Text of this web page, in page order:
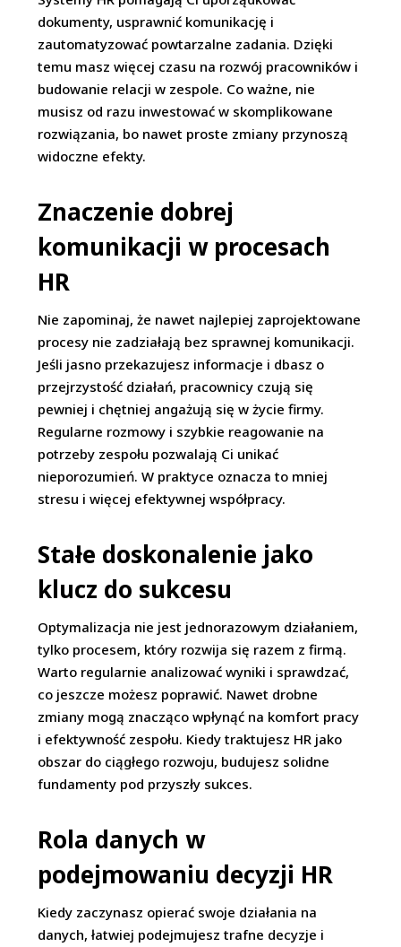
dokumenty, usprawnić komunikację i
zautomatyzować powtarzalne zadania. Dzięki
temu masz więcej czasu na rozwój pracowników i
budowanie relacji w zespole. Co ważne, nie
musisz od razu inwestować w skomplikowane
rozwiązania, bo nawet proste zmiany przynoszą
widoczne efekty.
Znaczenie dobrej
komunikacji w procesach
HR
Nie zapominaj, że nawet najlepiej zaprojektowane
procesy nie zadziałają bez sprawnej komunikacji.
Jeśli jasno przekazujesz informacje i dbasz o
przejrzystość działań, pracownicy czują się
pewniej i chętniej angażują się w życie firmy.
Regularne rozmowy i szybkie reagowanie na
potrzeby zespołu pozwalają Ci unikać
nieporozumień. W praktyce oznacza to mniej
stresu i więcej efektywnej współpracy.
Stałe doskonalenie jako
klucz do sukcesu
Optymalizacja nie jest jednorazowym działaniem,
tylko procesem, który rozwija się razem z firmą.
Warto regularnie analizować wyniki i sprawdzać,
co jeszcze możesz poprawić. Nawet drobne
zmiany mogą znacząco wpłynąć na komfort pracy
i efektywność zespołu. Kiedy traktujesz HR jako
obszar do ciągłego rozwoju, budujesz solidne
fundamenty pod przyszły sukces.
Rola danych w
podejmowaniu decyzji HR
Kiedy zaczynasz opierać swoje działania na
danych, łatwiej podejmujesz trafne decyzje i